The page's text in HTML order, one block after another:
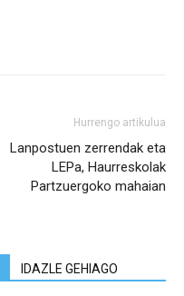
Hurrengo artikulua
Lanpostuen zerrendak eta
LEPa, Haurreskolak
Partzuergoko mahaian
IDAZLE GEHIAGO